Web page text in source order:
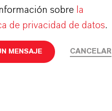
sobre la
de privacidad de datos.
MENSAJE CANCELAR